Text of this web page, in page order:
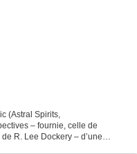
(Astral Spirits,
– fournie, celle de
R. Lee Dockery – d’une